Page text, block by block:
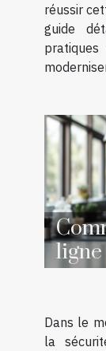
réussir
guide
ligne
Dans le
la